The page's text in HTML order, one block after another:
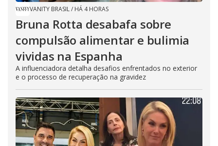
VANITY BRASIL/ HÁ 4 HORAS
Bruna Rotta desabafa sobre
compulsão alimentar e bulimia
vividas na Espanha
A influenciadora detalha desafios enfrentados no exterior
e o processo de recuperação na gravidez